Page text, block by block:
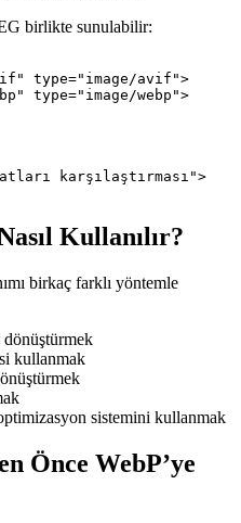
birlikte sunulabilir:
type="image/avif">
type="image/webp">
karşılaştırması">
Kullanılır?
birkaç farklı yöntemle
kullanmak
sistemini kullanmak
Önce WebP’ye